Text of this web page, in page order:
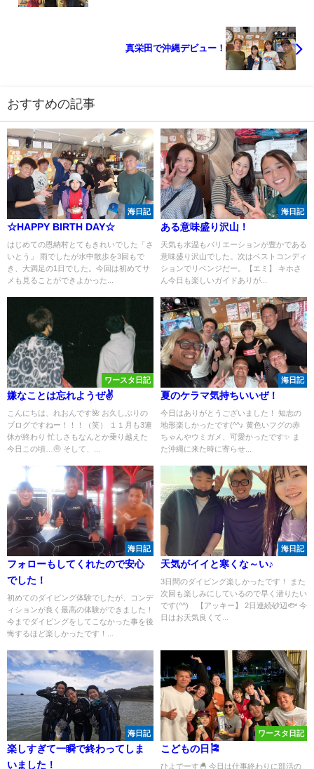
真栄田で沖縄デビュー！
おすすめの記事
海日記
☆HAPPY BIRTH DAY☆
はじめての恩納村とてもきれいでした「さ
いとう」 雨でしたが水中散歩を3回もで
き、大満足の1日でした。今回は初めてサ
メも見ることができよかった...
海日記
ある意味盛り沢山！
天気も水温もバリエーションが豊かである
意味盛り沢山でした。次はベストコンディ
ションでリベンジだー。【エミ】 キホさ
ん今日も楽しいガイドありが...
ワースタ日記
嫌なことは忘れようぜ✌️
こんにちは、れおんです🌺 お久しぶりの
ブログですねー！！！（笑） １１月も3連
休が終わり 忙しさもなんとか乗り越えた
今日この頃…🤨 そして、...
海日記
夏のケラマ気持ちいいぜ！
今日はありがとうございました！ 知志の
地形楽しかったです(^^♪ 黄色いフグの赤
ちゃんやウミガメ、可愛かったです✨ ま
た沖縄に来た時に寄らせ...
海日記
フォローもしてくれたので安心
でした！
初めてのダイビング体験でしたが、コンデ
ィションが良く最高の体験ができました！
今までダイビングをしてこなかった事を後
悔するほど楽しかったです！...
海日記
天気がイイと寒くな～い♪
3日間のダイビング楽しかったです！ また
次回も楽しみにしているので早く潜りたい
です(^^) 【アッキー】 2日連続砂辺🐟 今
日はお天気良くて...
海日記
楽しすぎて一瞬で終わってしま
いました！
ワースタ日記
こどもの日🎏
ひよでーす🐣 今日は仕事終わりに部活の